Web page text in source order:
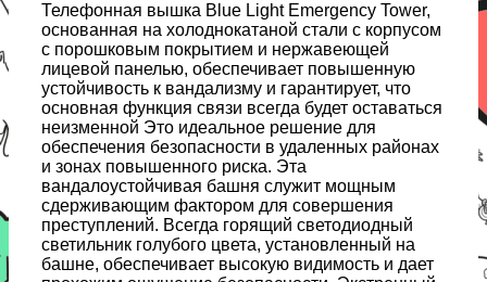
Телефонная вышка Blue Light Emergency Tower,
основанная на холоднокатаной стали с корпусом
с порошковым покрытием и нержавеющей
лицевой панелью, обеспечивает повышенную
устойчивость к вандализму и гарантирует, что
основная функция связи всегда будет оставаться
неизменной Это идеальное решение для
обеспечения безопасности в удаленных районах
и зонах повышенного риска. Эта
вандалоустойчивая башня служит мощным
сдерживающим фактором для совершения
преступлений. Всегда горящий светодиодный
светильник голубого цвета, установленный на
башне, обеспечивает высокую видимость и дает